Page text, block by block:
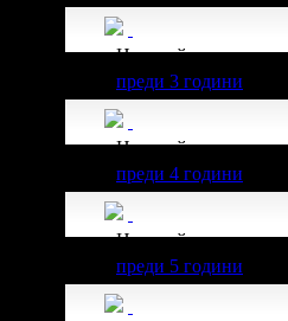
Николай получава
преди 3 години
Николай получава
преди 4 години
Николай получава
преди 5 години